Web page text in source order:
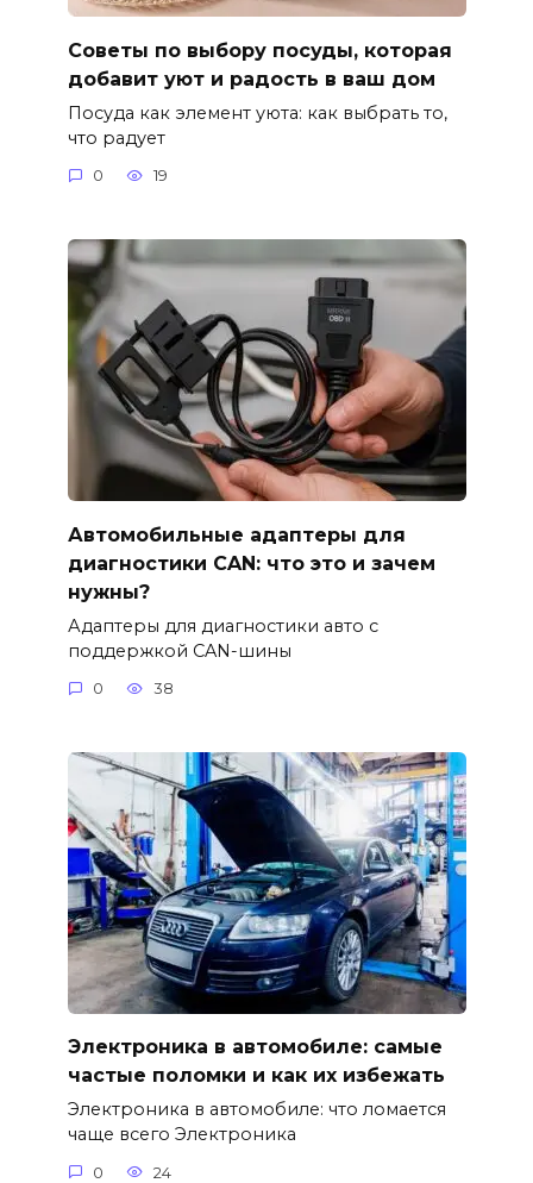
Советы по выбору посуды, которая
добавит уют и радость в ваш дом
Посуда как элемент уюта: как выбрать то,
что радует
0 19
Автомобильные адаптеры для
диагностики CAN: что это и зачем
нужны?
Адаптеры для диагностики авто с
поддержкой CAN-шины
0 38
Электроника в автомобиле: самые
частые поломки и как их избежать
Электроника в автомобиле: что ломается
чаще всего Электроника
0 24